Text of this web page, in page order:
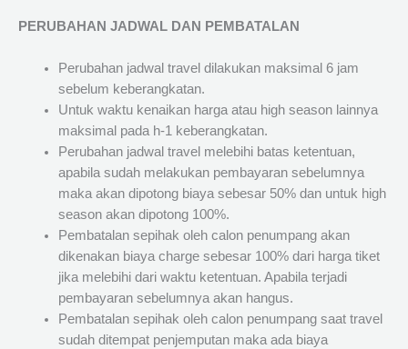
PERUBAHAN JADWAL DAN PEMBATALAN
Perubahan jadwal travel dilakukan maksimal 6 jam
sebelum keberangkatan.
Untuk waktu kenaikan harga atau high season lainnya
maksimal pada h-1 keberangkatan.
Perubahan jadwal travel melebihi batas ketentuan,
apabila sudah melakukan pembayaran sebelumnya
maka akan dipotong biaya sebesar 50% dan untuk high
season akan dipotong 100%.
Pembatalan sepihak oleh calon penumpang akan
dikenakan biaya charge sebesar 100% dari harga tiket
jika melebihi dari waktu ketentuan. Apabila terjadi
pembayaran sebelumnya akan hangus.
Pembatalan sepihak oleh calon penumpang saat travel
sudah ditempat penjemputan maka ada biaya